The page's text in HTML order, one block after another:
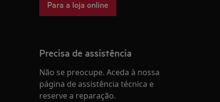
Para a loja online
Precisa de assistência
Não se preocupe. Aceda à nossa
página de assistência técnica e
reserve a reparação.